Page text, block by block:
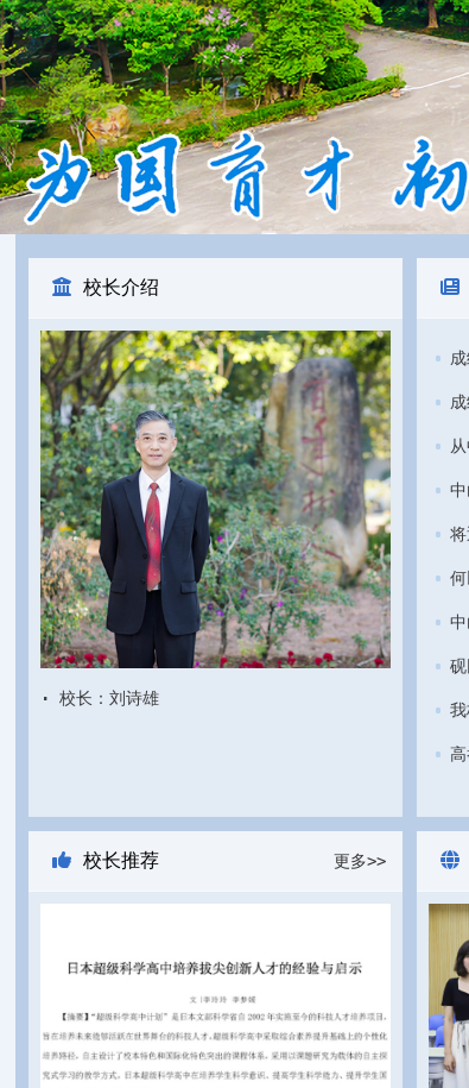
校长介绍
· 校长：刘诗雄
校长推荐 更多>>